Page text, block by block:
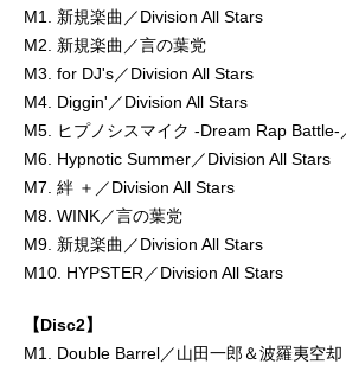
M1. 新規楽曲／Division All Stars
M2. 新規楽曲／言の葉党
M3. for DJ's／Division All Stars
M4. Diggin'／Division All Stars
M5. ヒプノシスマイク -Dream Rap Battle-
M6. Hypnotic Summer／Division All Stars
M7. 絆 ＋／Division All Stars
M8. WINK／言の葉党
M9. 新規楽曲／Division All Stars
M10. HYPSTER／Division All Stars
【Disc2】
M1. Double Barrel／山田一郎＆波羅夷空却